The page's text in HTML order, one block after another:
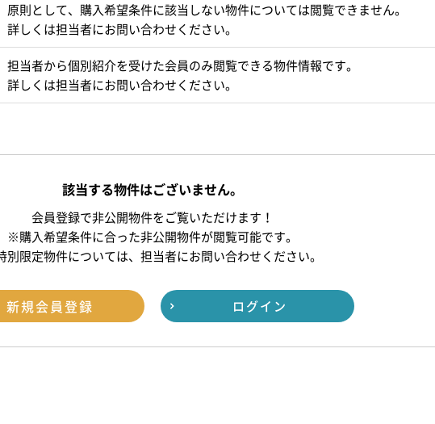
原則として、購入希望条件に該当しない物件については閲覧できません。
詳しくは担当者にお問い合わせください。
担当者から個別紹介を受けた会員のみ閲覧できる物件情報です。
詳しくは担当者にお問い合わせください。
該当する物件はございません。
会員登録で非公開物件をご覧いただけます！
※購入希望条件に合った非公開物件が閲覧可能です。
別限定物件については、担当者にお問い合わせください。
新規会員登録 ログイン